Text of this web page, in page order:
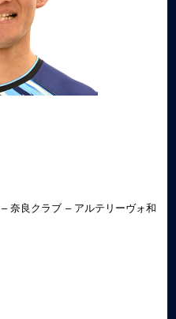
奈良クラブ – アルテリーヴォ和